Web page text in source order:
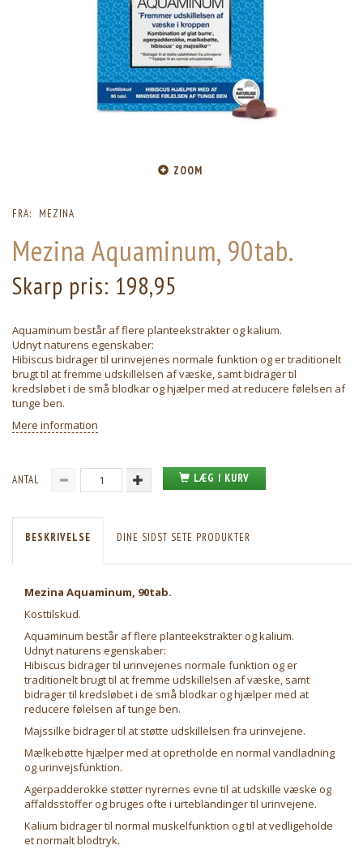
ZOOM
FRA: MEZINA
Mezina Aquaminum, 90tab.
Skarp pris: 198,95
Aquaminum består af flere planteekstrakter og kalium.
Udnyt naturens egenskaber:
Hibiscus bidrager til urinvejenes normale funktion og er traditionelt
brugt til at fremme udskillelsen af væske, samt bidrager til
kredsløbet i de små blodkar og hjælper med at reducere følelsen af
tunge ben.
Mere information
ANTAL LÆG I KURV
BESKRIVELSE DINE SIDST SETE PRODUKTER
Mezina Aquaminum, 90tab.
Kosttilskud.
Aquaminum består af flere planteekstrakter og kalium.
Udnyt naturens egenskaber:
Hibiscus bidrager til urinvejenes normale funktion og er
traditionelt brugt til at fremme udskillelsen af væske, samt
bidrager til kredsløbet i de små blodkar og hjælper med at
reducere følelsen af tunge ben.
Majssilke bidrager til at støtte udskillelsen fra urinvejene.
Mælkebøtte hjælper med at opretholde en normal vandladning
og urinvejsfunktion.
Agerpadderokke støtter nyrernes evne til at udskille væske og
affaldsstoffer og bruges ofte i urteblandinger til urinvejene.
Kalium bidrager til normal muskelfunktion og til at vedligeholde
et normalt blodtryk.